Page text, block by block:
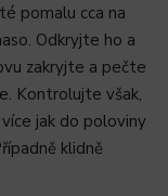
pomalu cca na
Odkryjte ho a
zakryjte a pečte
Kontrolujte však,
jak do poloviny
klidně